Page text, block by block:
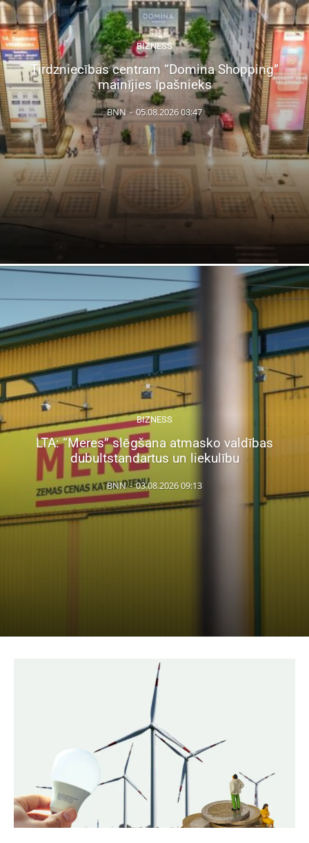
BIZNESS
Tirdzniecības centram “Domina Shopping”
mainījies īpašnieks
BNN - 05.08.2026 08:47
BIZNESS
LTA: “Meres” slēgšana atmasko valdības
dubultstandartus un liekulību
BNN - 03.08.2026 09:13